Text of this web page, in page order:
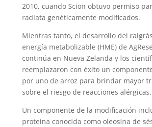
2010, cuando Scion obtuvo permiso
radiata genéticamente modificados.
Mientras tanto, el desarrollo del
energía metabolizable (HME) de
continúa en Nueva Zelanda y los
reemplazaron con éxito un
por uno de arroz para brindar mayor
sobre el riesgo de reacciones alérgicas.
Un componente de la modificación
proteína conocida como oleosina de